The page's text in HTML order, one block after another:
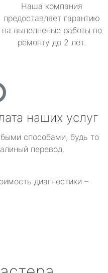
Наша компания
предоставляет гарантию
на выполненые работы по
ремонту до 2 лет.
наших услуг
способами, будь то
перевод.
диагностики –